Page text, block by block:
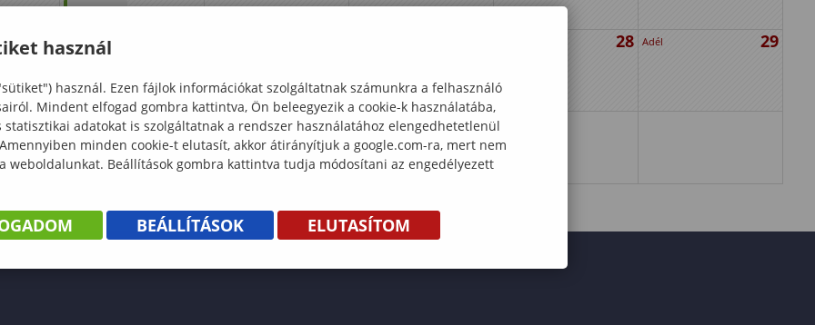
napja
24 Pál
Diplomaátadó
ünnepély
28 Adél 29
31
használ
használ. Ezen fájlok információkat szolgáltatnak számunkra a felhasználó
Mindent elfogad gombra kattintva, Ön beleegyezik a cookie-k használatába,
statisztikai adatokat is szolgáltatnak a rendszer használatához elengedhetetlenül
minden cookie-t elutasít, akkor átirányítjuk a google.com-ra, mert nem
weboldalunkat. Beállítások gombra kattintva tudja módosítani az engedélyezett
BEÁLLÍTÁSOK ELUTASÍTOM